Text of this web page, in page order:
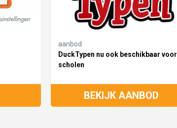
aanbod
DuckTypen nu ook beschikbaar voor
scholen
BEKIJK AANBOD